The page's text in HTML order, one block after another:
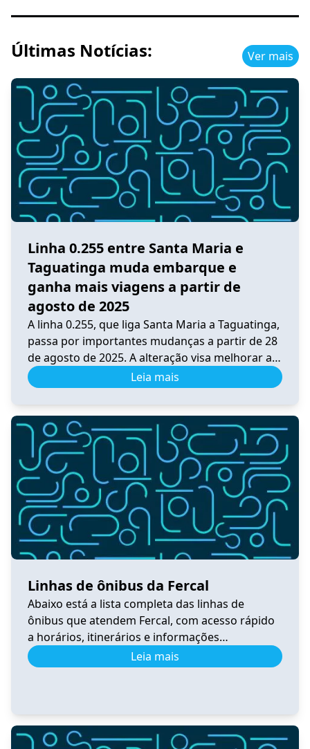
Últimas Notícias: Ver mais
Linha 0.255 entre Santa Maria e
Taguatinga muda embarque e
ganha mais viagens a partir de
agosto de 2025
A linha 0.255, que liga Santa Maria a Taguatinga,
passa por importantes mudanças a partir de 28
de agosto de 2025. A alteração visa melhorar a
integração, a praticidade e o conforto dos
usuários do transporte público no Distrito
convertida em circular, passando por BR-040,
DF-001, Pistão Sul, Samdu […]
Leia mais
Linhas de ônibus da Fercal
Abaixo está a lista completa das linhas de
ônibus que atendem Fercal, com acesso rápido
a horários, itinerários e informações
atualizadas. 0.531 Horário de Ônibus 0.531
Fercal – Tempo Real e Itinerário (2026) Ver
horários 0.550 Horário de Ônibus 0.550
Sobradinho […]
Leia mais